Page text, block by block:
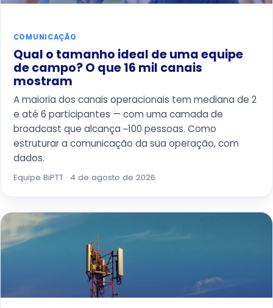
COMUNICAÇÃO
Qual o tamanho ideal de uma equipe
de campo? O que 16 mil canais
mostram
A maioria dos canais operacionais tem mediana de 2
e até 6 participantes — com uma camada de
broadcast que alcança ~100 pessoas. Como
estruturar a comunicação da sua operação, com
dados.
Equipe BiPTT · 4 de agosto de 2026